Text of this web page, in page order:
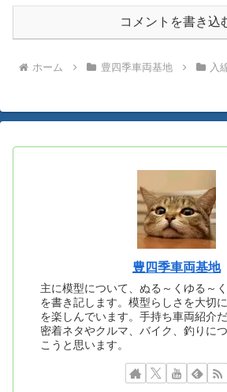
コメントを書き込
ホーム 豊四季車両基地 入
豊四季車両基地
主に模型について、ぬる～くゆる～
を書き記します。模型らしさを大切
を楽しんでいます。手持ち車両紹介
密着ネタやクルマ、バイク、釣りに
こうと思います。